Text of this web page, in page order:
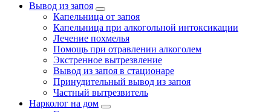
Вывод из запоя
Капельница от запоя
Капельница при алкогольной интоксикации
Лечение похмелья
Помощь при отравлении алкоголем
Экстренное вытрезвление
Вывод из запоя в стационаре
Принудительный вывод из запоя
Частный вытрезвитель
Нарколог на дом